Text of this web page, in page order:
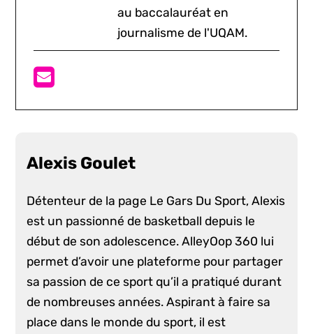
au baccalauréat en
journalisme de l'UQAM.
Alexis Goulet
Détenteur de la page Le Gars Du Sport, Alexis
est un passionné de basketball depuis le
début de son adolescence. AlleyOop 360 lui
permet d’avoir une plateforme pour partager
sa passion de ce sport qu’il a pratiqué durant
de nombreuses années. Aspirant à faire sa
place dans le monde du sport, il est